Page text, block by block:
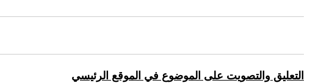
التعليق والتصويت على الموضوع في الموقع الرئيسي